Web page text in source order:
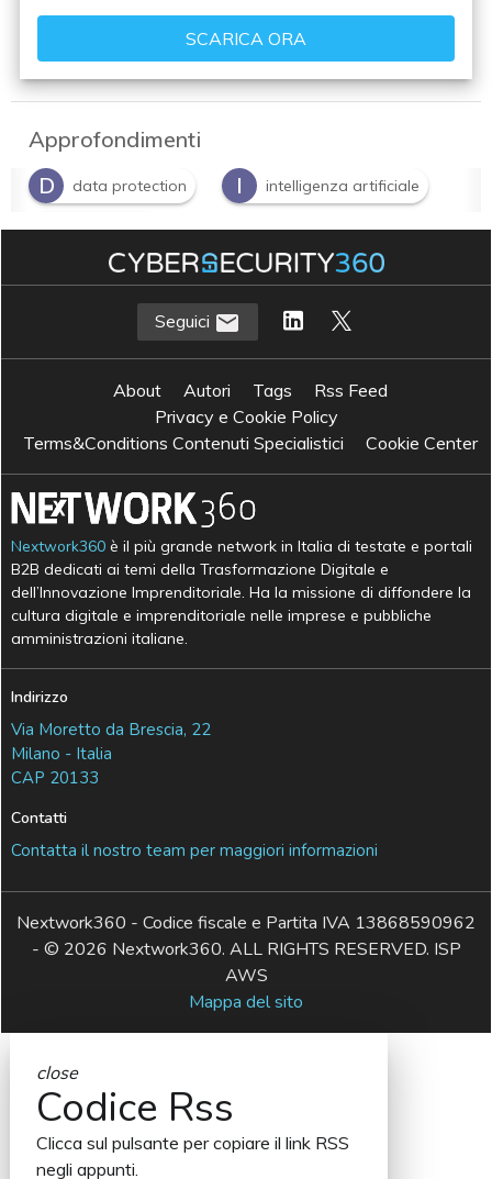
Approfondimenti
D
data protection I intelligenza artificiale
P protezione
Seguici
About Autori Tags
Rss Feed
Privacy e Cookie Policy
Terms&Conditions Contenuti Specialistici
Cookie Center
Nextwork360 è il più grande network in Italia di testate e portali
B2B dedicati ai temi della Trasformazione Digitale e
dell’Innovazione Imprenditoriale. Ha la missione di diffondere la
cultura digitale e imprenditoriale nelle imprese e pubbliche
amministrazioni italiane.
Indirizzo
Via Moretto da Brescia, 22
Milano - Italia
CAP 20133
Contatti
Contatta il nostro team per maggiori informazioni
Nextwork360 - Codice fiscale e Partita IVA 13868590962
- © 2026 Nextwork360. ALL RIGHTS RESERVED. ISP
AWS
Mappa del sito
close
Codice Rss
Clicca sul pulsante per copiare il link RSS
negli appunti.